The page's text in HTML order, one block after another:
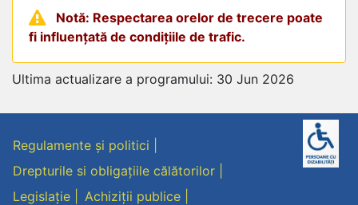
Notă: Respectarea orelor de trecere poate
fi influențată de condițiile de trafic.
Ultima actualizare a programului: 30 Jun 2026
Regulamente și politici
Drepturile si obligațiile călătorilor
Legislație
Achiziții publice